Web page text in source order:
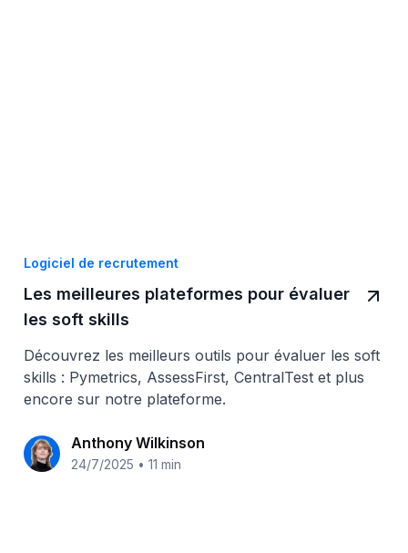
Logiciel de recrutement
Les meilleures plateformes pour évaluer
les soft skills
Découvrez les meilleurs outils pour évaluer les soft
skills : Pymetrics, AssessFirst, CentralTest et plus
encore sur notre plateforme.
Anthony Wilkinson
24/7/2025 • 11 min